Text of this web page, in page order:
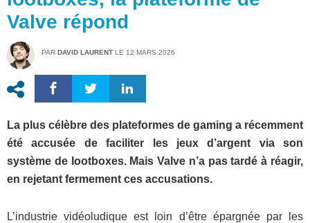
Valve répond
PAR DAVID LAURENT LE 12 MARS 2026
La plus célèbre des plateformes de gaming a récemment
été accusée de faciliter les jeux d’argent via son
système de lootboxes. Mais Valve n’a pas tardé à réagir,
en rejetant fermement ces accusations.
L’industrie vidéoludique est loin d’être épargnée par les